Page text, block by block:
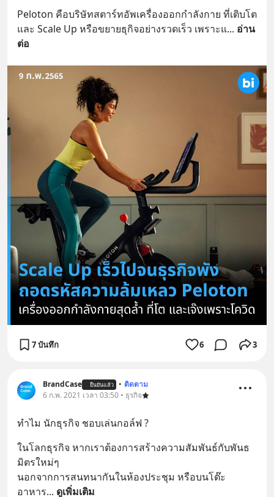
Peloton คือบริษัทสตาร์ทอัพเครื่องออกกำลังกาย ที่เติบโต
และ Scale Up หรือขยายธุกิจอย่างรวดเร็ว เพราะแ... อ่าน
ต่อ
7 บันทึก 6 3
BrandCase ยืนยันแล้ว • ติดตาม
6 ก.พ. 2021 เวลา 03:50 • ธุรกิจ
ทำไม นักธุรกิจ ชอบเล่นกอล์ฟ ?
ในโลกธุรกิจ หากเราต้องการสร้างความสัมพันธ์กับพันธ
มิตรใหม่ๆ
นอกจากการสนทนากันในห้องประชุม หรือบนโต๊ะ
อาหาร... ดูเพิ่มเติม